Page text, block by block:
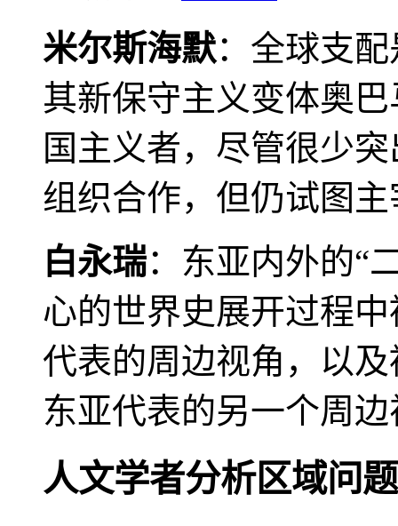
米尔斯海默：全球支
其新保守主义变体奥
国主义者，尽管很少
组织合作，但仍试图
白永瑞：东亚内外的“
心的世界史展开过程
代表的周边视角，以
东亚代表的另一个周
人文学者分析区域问题